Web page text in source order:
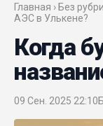
Главная › Без
АЭС в Улькене?
Когда
09 Сен. 2025 22:10